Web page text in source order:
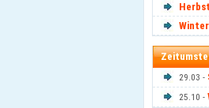
Herbst
Winter
29.03 -
25.10 -